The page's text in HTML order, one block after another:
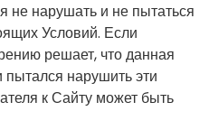
не нарушать и не пытаться
Условий. Если
решает, что данная
нарушить эти
к Сайту может быть